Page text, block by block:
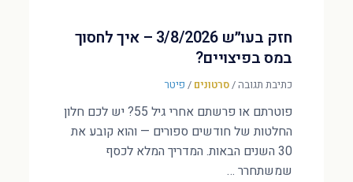
חזק בעו״ש 3/8/2026 – איך לחסוך
במס בפיצויים?
כתיבת תגובה/סרטונים / פיטר
פוטרתם או פרשתם אחרי גיל 55? יש לכם חלון
החלטות של חודשים ספורים — והוא קובע את
30 השנים הבאות. המדריך המלא לכסף
שמשתחרר …